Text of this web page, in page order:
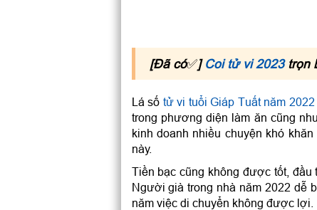
[Đã có✅]Coi tử vi 2023trọn
Lá số tử vi tuổi Giáp Tuất năm
trong phương diện làm ăn cũng
kinh doanh nhiều chuyện khó
này.
Tiền bạc cũng không được tốt,
Người già trong nhà năm 2022 dễ
năm việc di chuyển không được lợi.